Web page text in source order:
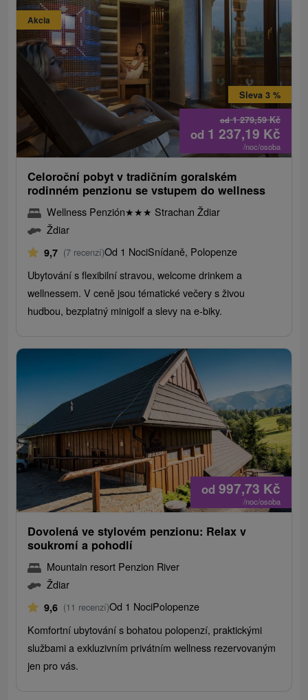
Akcia
od1 279,59Kč
Sleva 3 %
od 1 237,19 Kč
/noc/osoba
Celoroční pobyt v tradičním goralském
rodinném penzionu se vstupem do wellness
Wellness Penzión★★★ Strachan Ždiar
Ždiar
9,7 (7 recenzí)Od 1 NociSnídaně, Polopenze
Ubytování s flexibilní stravou, welcome drinkem a
wellnessem. V ceně jsou tématické večery s živou
hudbou, bezplatný minigolf a slevy na e-biky.
od 997,73 Kč
/noc/osoba
Dovolená ve stylovém penzionu: Relax v
soukromí a pohodlí
Mountain resort Penzion River
Ždiar
9,6 (11 recenzí)Od 1 NociPolopenze
Komfortní ubytování s bohatou polopenzí, praktickými
službami a exkluzivním privátním wellness rezervovaným
jen pro vás.